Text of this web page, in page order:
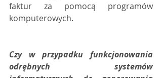
faktur za pomocą programów
komputerowych.
Czy w przypadku funkcjonowania
odrębnych   systemów